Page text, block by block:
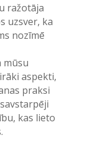
ražotāja
uzsver, ka
nozīmē
mūsu
aspekti,
praksi
kas lieto